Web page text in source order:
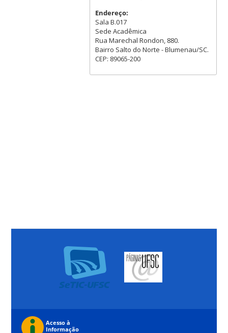
Endereço:
Sala B.017
Sede Acadêmica
Rua Marechal Rondon, 880.
Bairro Salto do Norte - Blumenau/SC.
CEP: 89065-200